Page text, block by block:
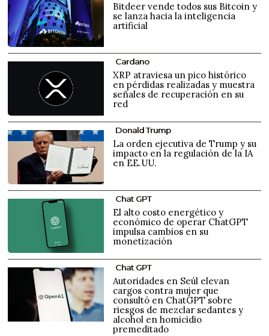
Bitdeer vende todos sus Bitcoin y
se lanza hacia la inteligencia
artificial
Cardano
XRP atraviesa un pico histórico
en pérdidas realizadas y muestra
señales de recuperación en su
red
Donald Trump
La orden ejecutiva de Trump y su
impacto en la regulación de la IA
en EE.UU.
Chat GPT
El alto costo energético y
económico de operar ChatGPT
impulsa cambios en su
monetización
Chat GPT
Autoridades en Seúl elevan
cargos contra mujer que
consultó en ChatGPT sobre
riesgos de mezclar sedantes y
alcohol en homicidio
premeditado